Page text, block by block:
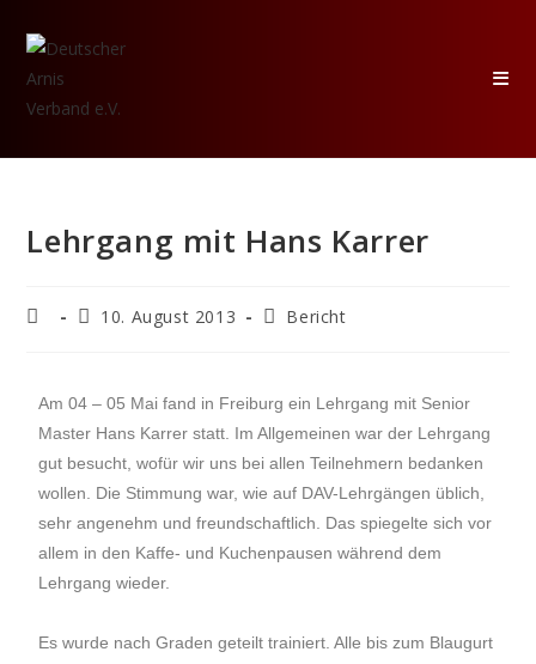
Lehrgang mit Hans Karrer
10. August 2013 Bericht
Am 04 – 05 Mai fand in Freiburg ein Lehrgang mit Senior
Master Hans Karrer statt. Im Allgemeinen war der Lehrgang
gut besucht, wofür wir uns bei allen Teilnehmern bedanken
wollen. Die Stimmung war, wie auf DAV-Lehrgängen üblich,
sehr angenehm und freundschaftlich. Das spiegelte sich vor
allem in den Kaffe- und Kuchenpausen während dem
Lehrgang wieder.
Es wurde nach Graden geteilt trainiert. Alle bis zum Blaugurt